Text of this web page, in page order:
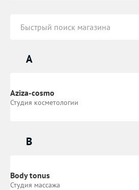
A
Aziza-cosmo
Студия косметологии
B
Body tonus
Студия массажа